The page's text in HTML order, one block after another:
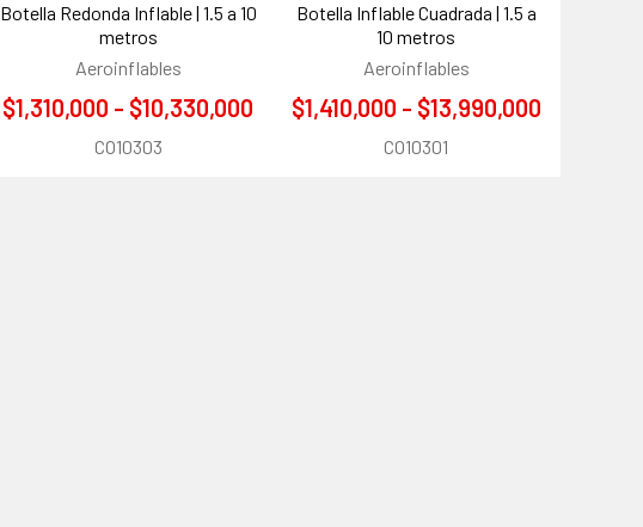
Botella Redonda Inflable | 1.5 a 10
metros
Aeroinflables
$1,310,000 - $10,330,000
CO10303
Botella Inflable Cuadrada | 1.5 a
10 metros
Aeroinflables
$1,410,000 - $13,990,000
CO10301